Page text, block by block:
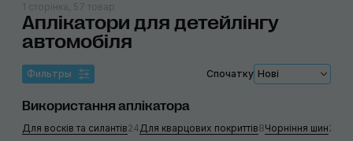
Аплікатори для детейлінгу
автомобіля
1 сторінка, 57 товар
Фильтры Спочатку Нові
Використання аплікатора
Для восків та силантів24Для кварцових покриттів8Чорніння шин20